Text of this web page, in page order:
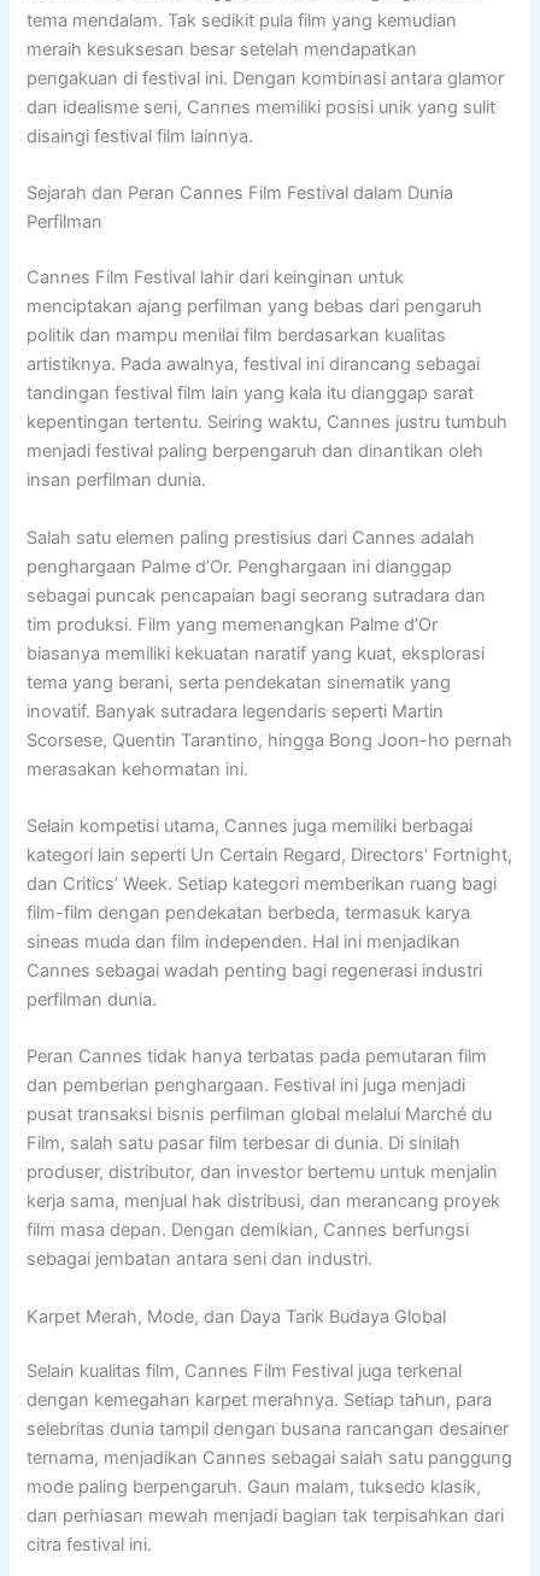
tema mendalam. Tak sedikit pula film yang kemudian
meraih kesuksesan besar setelah mendapatkan
pengakuan di festival ini. Dengan kombinasi antara glamor
dan idealisme seni, Cannes memiliki posisi unik yang sulit
disaingi festival film lainnya.
Sejarah dan Peran Cannes Film Festival dalam Dunia
Perfilman
Cannes Film Festival lahir dari keinginan untuk
menciptakan ajang perfilman yang bebas dari pengaruh
politik dan mampu menilai film berdasarkan kualitas
artistiknya. Pada awalnya, festival ini dirancang sebagai
tandingan festival film lain yang kala itu dianggap sarat
kepentingan tertentu. Seiring waktu, Cannes justru tumbuh
menjadi festival paling berpengaruh dan dinantikan oleh
insan perfilman dunia.
Salah satu elemen paling prestisius dari Cannes adalah
penghargaan Palme d’Or. Penghargaan ini dianggap
sebagai puncak pencapaian bagi seorang sutradara dan
tim produksi. Film yang memenangkan Palme d’Or
biasanya memiliki kekuatan naratif yang kuat, eksplorasi
tema yang berani, serta pendekatan sinematik yang
inovatif. Banyak sutradara legendaris seperti Martin
Scorsese, Quentin Tarantino, hingga Bong Joon-ho pernah
merasakan kehormatan ini.
Selain kompetisi utama, Cannes juga memiliki berbagai
kategori lain seperti Un Certain Regard, Directors’ Fortnight,
dan Critics’ Week. Setiap kategori memberikan ruang bagi
film-film dengan pendekatan berbeda, termasuk karya
sineas muda dan film independen. Hal ini menjadikan
Cannes sebagai wadah penting bagi regenerasi industri
perfilman dunia.
Peran Cannes tidak hanya terbatas pada pemutaran film
dan pemberian penghargaan. Festival ini juga menjadi
pusat transaksi bisnis perfilman global melalui Marché du
Film, salah satu pasar film terbesar di dunia. Di sinilah
produser, distributor, dan investor bertemu untuk menjalin
kerja sama, menjual hak distribusi, dan merancang proyek
film masa depan. Dengan demikian, Cannes berfungsi
sebagai jembatan antara seni dan industri.
Karpet Merah, Mode, dan Daya Tarik Budaya Global
Selain kualitas film, Cannes Film Festival juga terkenal
dengan kemegahan karpet merahnya. Setiap tahun, para
selebritas dunia tampil dengan busana rancangan desainer
ternama, menjadikan Cannes sebagai salah satu panggung
mode paling berpengaruh. Gaun malam, tuksedo klasik,
dan perhiasan mewah menjadi bagian tak terpisahkan dari
citra festival ini.